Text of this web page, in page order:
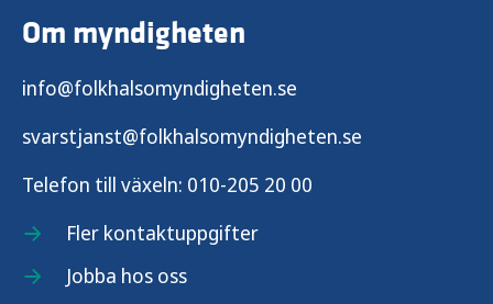
Om myndigheten
info@folkhalsomyndigheten.se
svarstjanst@folkhalsomyndigheten.se
Telefon till växeln: 010-205 20 00
Fler kontaktuppgifter
Jobba hos oss